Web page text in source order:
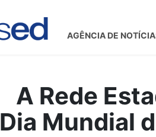
AGÊNCIA DE
A Rede
Dia Mundial